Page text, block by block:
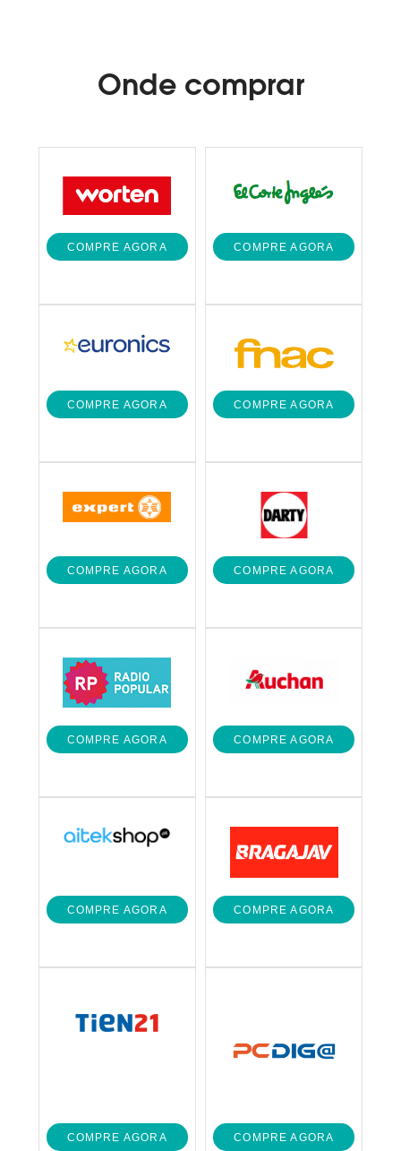
Onde comprar
COMPRE AGORA COMPRE AGORA
COMPRE AGORA COMPRE AGORA
COMPRE AGORA COMPRE AGORA
COMPRE AGORA COMPRE AGORA
COMPRE AGORA COMPRE AGORA
COMPRE AGORA COMPRE AGORA